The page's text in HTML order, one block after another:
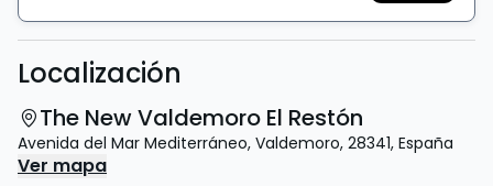
Localización
The New Valdemoro El Restón
Avenida del Mar Mediterráneo, Valdemoro, 28341, España
Ver mapa